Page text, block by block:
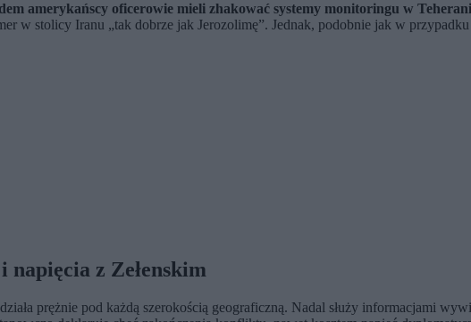
amerykańscy oficerowie mieli zhakować systemy monitoringu w
w stolicy Iranu „tak dobrze jak Jerozolimę”. Jednak, podobnie jak w
z Zełenskim
prężnie pod każdą szerokością geograficzną. Nadal służy informacjami